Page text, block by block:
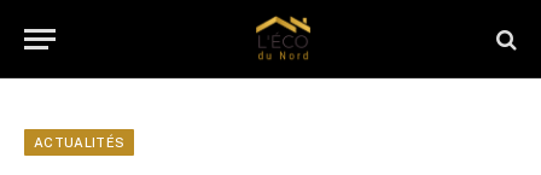
ACTUALITÉS